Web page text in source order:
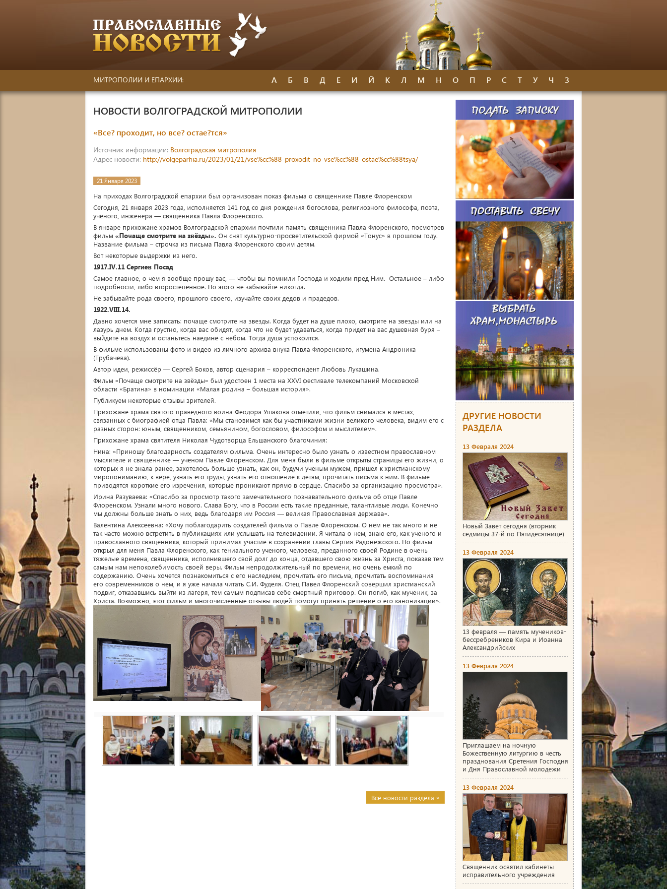
МИТРОПОЛИИ И ЕПАРХИИ: А Б В Д Е И Й К Л М Н О П Р С Т У Ч З
НОВОСТИ ВОЛГОГРАДСКОЙ МИТРОПОЛИИ
«Все? проходит, но все? остае?тся»
Источник информации: Волгоградская митрополия
Адрес новости: http://volgeparhia.ru/2023/01/21/vse%cc%88-proxodit-no-vse%cc%88-ostae%cc%88tsya/
21 Января 2023
На приходах Волгоградской епархии был организован показ фильма о священнике Павле Флоренском
Сегодня, 21 января 2023 года, исполняется 141 год со дня рождения богослова, религиозного философа, поэта,
учёного, инженера — священника Павла Флоренского.
В январе прихожане храмов Волгоградской епархии почтили память священника Павла Флоренского, посмотрев
фильм «Почаще смотрите на звёзды». Он снят культурно-просветительской фирмой «Тонус» в прошлом году.
Название фильма – строчка из письма Павла Флоренского своим детям.
Вот некоторые выдержки из него.
1917.IV.11 Сергиев Посад
Самое главное, о чем я вообще прошу вас, — чтобы вы помнили Господа и ходили пред Ним. Остальное – либо
подробности, либо второстепенное. Но этого не забывайте никогда.
Не забывайте рода своего, прошлого своего, изучайте своих дедов и прадедов.
1922.VIII.14.
Давно хочется мне записать: почаще смотрите на звезды. Когда будет на душе плохо, смотрите на звезды или на
лазурь днем. Когда грустно, когда вас обидят, когда что не будет удаваться, когда придет на вас душевная буря –
выйдите на воздух и останьтесь наедине с небом. Тогда душа успокоится.
В фильме использованы фото и видео из личного архива внука Павла Флоренского, игумена Андроника
(Трубачева).
Автор идеи, режиссёр — Сергей Боков, автор сценария – корреспондент Любовь Лукашина.
Фильм «Почаще смотрите на звёзды» был удостоен 1 места на XXVI фестивале телекомпаний Московской
области «Братина» в номинации «Малая родина – большая история».
Публикуем некоторые отзывы зрителей.
Прихожане храма святого праведного воина Феодора Ушакова отметили, что фильм снимался в местах,
связанных с биографией отца Павла: «Мы становимся как бы участниками жизни великого человека, видим его с
разных сторон: юным, священником, семьянином, богословом, философом и мыслителем».
Прихожане храма святителя Николая Чудотворца Ельшанского благочиния:
Нина: «Приношу благодарность создателям фильма. Очень интересно было узнать о известном православном
мыслителе и священнике — ученом Павле Флоренском. Для меня были в фильме открыты страницы его жизни, о
которых я не знала ранее, захотелось больше узнать, как он, будучи ученым мужем, пришел к христианскому
миропониманию, к вере, узнать его труды, узнать его отношение к детям, прочитать письма к ним. В фильме
приводятся короткие его изречения, которые проникают прямо в сердце. Спасибо за организацию просмотра».
Ирина Разуваева: «Спасибо за просмотр такого замечательного познавательного фильма об отце Павле
Флоренском. Узнали много нового. Слава Богу, что в России есть такие преданные, талантливые люди. Конечно
мы должны больше знать о них, ведь благодаря им Россия — великая Православная держава».
Валентина Алексеевна: «Хочу поблагодарить создателей фильма о Павле Флоренском. О нем не так много и не
так часто можно встретить в публикациях или услышать на телевидении. Я читала о нем, знаю его, как ученого и
православного священника, который принимал участие в сохранении главы Сергия Радонежского. Но фильм
открыл для меня Павла Флоренского, как гениального ученого, человека, преданного своей Родине в очень
тяжелые времена, священника, исполнившего свой долг до конца, отдавшего свою жизнь за Христа, показав тем
самым нам непоколебимость своей веры. Фильм непродолжительный по времени, но очень емкий по
содержанию. Очень хочется познакомиться с его наследием, прочитать его письма, прочитать воспоминания
его современников о нем, и я уже начала читать С.И. Фуделя. Отец Павел Флоренский совершил христианский
подвиг, отказавшись выйти из лагеря, тем самым подписав себе смертный приговор. Он погиб, как мученик, за
Христа. Возможно, этот фильм и многочисленные отзывы людей помогут принять решение о его канонизации».
Все новости раздела »
ДРУГИЕ НОВОСТИ
РАЗДЕЛА
13 Февраля 2024
Новый Завет сегодня (вторник
седмицы 37-й по Пятидесятнице)
13 Февраля 2024
13 февраля — память мучеников-
бессребреников Кира и Иоанна
Александрийских
13 Февраля 2024
Приглашаем на ночную
Божественную литургию в честь
празднования Сретения Господня
и Дня Православной молодежи
13 Февраля 2024
Священник освятил кабинеты
исправительного учреждения